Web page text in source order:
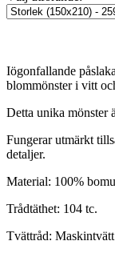
Iögonfallande
blommönster i vitt
Detta unika mönster
Fungerar utmärkt
detaljer.
Material: 100%
Trådtäthet: 104 tc.
Tvättråd: